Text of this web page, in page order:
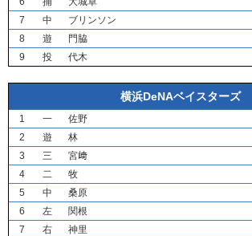
7
中
ブリンソン
8
遊
門脇
9
投 代木
横浜DeNAベイスターズ
1 一
佐野
2
遊
林
3
三
宮﨑
4
二
牧
5
中
桑原
6
左
関根
7
右
神里